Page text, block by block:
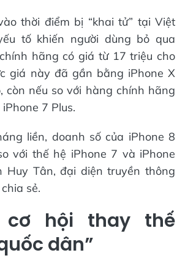
thời điểm bị “khai tử” tại Việt
tố khiến người dùng bỏ qua
hãng có giá từ 17 triệu cho
giá này đã gần bằng iPhone X
còn nếu so với hàng chính hãng
7 Plus.
liền, doanh số của iPhone 8
với thế hệ iPhone 7 và iPhone
Huy Tân, đại diện truyền thông
sẻ.
cơ hội thay thế
dân”